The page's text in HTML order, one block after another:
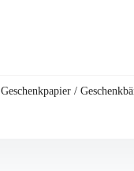
Geschenkpapier /